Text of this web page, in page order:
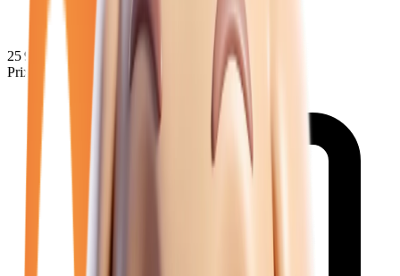
25 950 €
Prix minimum